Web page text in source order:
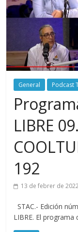
General Podcast
LIBRE
192
13 de febrer de
STAC.- Edición
LIBRE. El